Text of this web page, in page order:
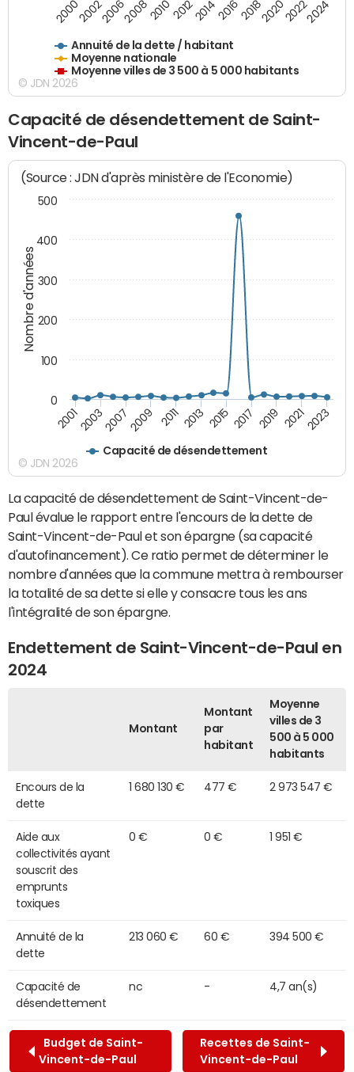
Annuité de la dette / habitant
Moyenne nationale
Moyenne villes de 3 500 à 5 000 habitants
200020022006200820102012201420162018202020222024
© JDN 2026
Capacité de désendettement de Saint-
Vincent-de-Paul
Nombre d'années
(Source : JDN d'après ministère de l'Economie)
Capacité de désendettement
2001200320072009 2011 2013 2015 2017 2019 20212023
0
100
200
300
400
500
© JDN 2026
La capacité de désendettement de Saint-Vincent-de-
Paul évalue le rapport entre l'encours de la dette de
Saint-Vincent-de-Paul et son épargne (sa capacité
d'autofinancement). Ce ratio permet de déterminer le
nombre d'années que la commune mettra à rembourser
la totalité de sa dette si elle y consacre tous les ans
l'intégralité de son épargne.
Endettement de Saint-Vincent-de-Paul en
2024
Montant
Montant
par
habitant
Moyenne
villes de 3
500 à 5 000
habitants
Encours de la
dette
1 680 130 € 477 € 2 973 547 €
Aide aux
collectivités ayant
souscrit des
emprunts
toxiques
0 € 0 € 1 951 €
Annuité de la
dette
213 060 € 60 € 394 500 €
Capacité de
désendettement
nc - 4,7 an(s)
Budget de Saint-
Vincent-de-Paul
Recettes de Saint-
Vincent-de-Paul